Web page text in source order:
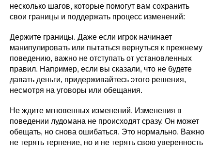
несколько шагов, которые помогут вам сохранить
свои границы и поддержать процесс изменений:
Держите границы. Даже если игрок начинает
манипулировать или пытаться вернуться к прежнему
поведению, важно не отступать от установленных
правил. Например, если вы сказали, что не будете
давать деньги, придерживайтесь этого решения,
несмотря на уговоры или обещания.
Не ждите мгновенных изменений. Изменения в
поведении лудомана не происходят сразу. Он может
обещать, но снова ошибаться. Это нормально. Важно
не терять терпение, но и не терять свою уверенность
О нас